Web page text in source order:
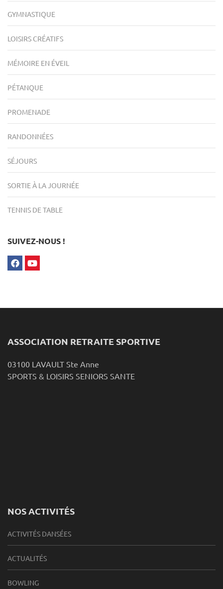
GYMNASTIQUE
LOISIRS CRÉATIFS
MÉMOIRE EN ÉVEIL
PÉTANQUE
PROMENADE
RANDONNÉES
SÉJOURS
SORTIE À LA JOURNÉE
TENNIS DE TABLE
SUIVEZ-NOUS !
ASSOCIATION RETRAITE SPORTIVE
03100 LAVAULT Ste Anne
SPORTS & LOISIRS SENIORS SANTE
NOS ACTIVITÉS
ACTIVITÉS DANSÉES
ACTUALITÉS
BOWLING